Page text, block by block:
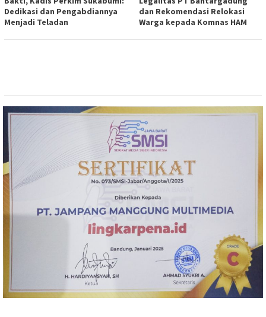
Dedikasi dan Pengabdiannya
Menjadi Teladan
dan Rekomendasi Relokasi
Warga kepada Komnas HAM